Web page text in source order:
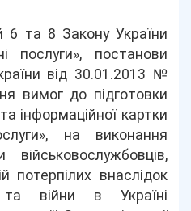
6 та 8 Закону України
послуги», постанови
від 30.01.2013 №
вимог до підготовки
інформаційної картки
на виконання
потерпілих внаслідок
та війни в Україні